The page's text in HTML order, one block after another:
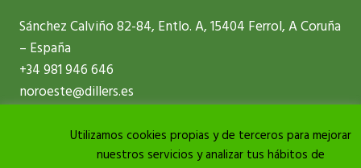
Sánchez Calviño 82-84, Entlo. A, 15404 Ferrol, A Coruña
– España
+34 981 946 646
noroeste@dillers.es
Política de Calidad
Política de privacidad y protección de datos
Utilizamos cookies propias y de terceros para mejorar
nuestros servicios y analizar tus hábitos de